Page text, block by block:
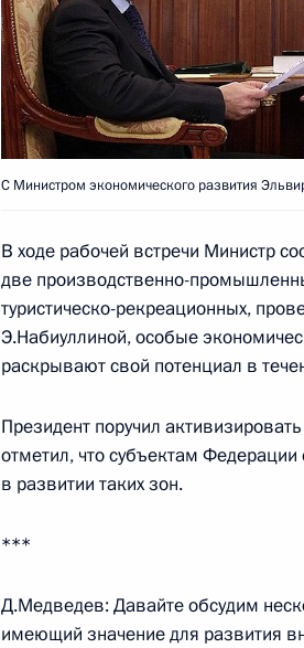
В Кишинёве состоялась
Медведева, Ильхама Алиева и
9 октября 2009 года, 15:00 Кишинёв
Дмитрий Медведев утвердил
9 октября 2009 года, 13:30
8 октября 2009 года, четверг
8 октября 2009 года, 16:30
Рабочая встреча с президентом
8 октября 2009 года, 15:00 Московская
С Министром экономического развития
В ходе рабочей встречи Министр
две производственно-
туристическо-рекреационных,
Э.Набиуллиной, особые
раскрывают свой потенциал в
Президент поручил
отметил, что субъектам Федерации
в развитии таких зон.
***
Д.Медведев: Давайте обсудим
имеющий значение для развития